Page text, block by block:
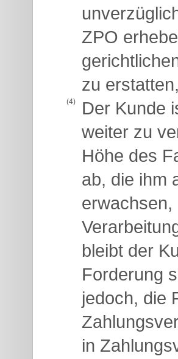
ZPO
zu
(4)
Der Kunde
weiter zu
Höhe des
ab, die ihm
erwachsen,
bleibt der
Forderung
jedoch, die
in